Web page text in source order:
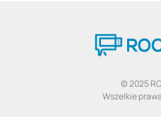
© 2025
Wszelkie